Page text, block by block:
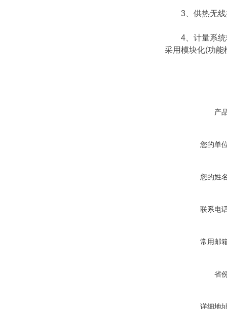
3、供热无线抄
4、计量系统软
采用模块化(功能
产
您的单
您的姓
联系电
常用邮
省
详细地